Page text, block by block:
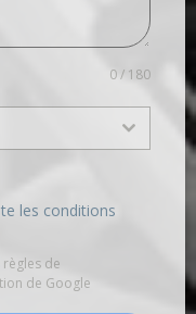
0 / 180
les conditions
règles de
de Google